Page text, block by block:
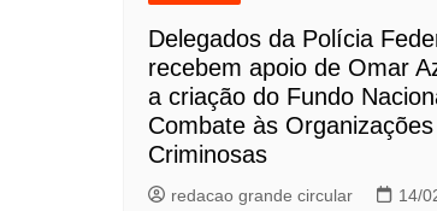
Delegados da Polícia
recebem apoio de Omar
a criação do Fundo
Combate às Organizações
Criminosas
redacao grande circular
14/